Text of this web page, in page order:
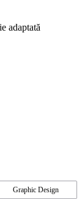
adaptată
Graphic Design